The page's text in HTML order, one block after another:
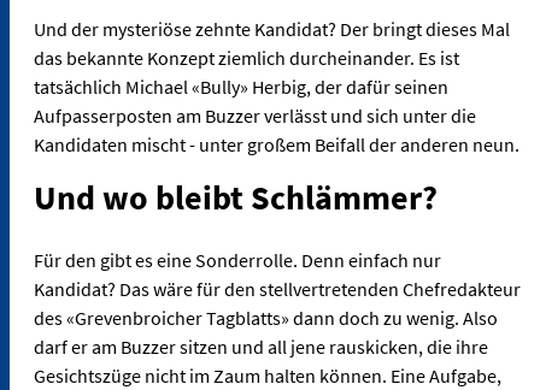
Und der mysteriöse zehnte Kandidat? Der bringt dieses Mal
das bekannte Konzept ziemlich durcheinander. Es ist
tatsächlich Michael «Bully» Herbig, der dafür seinen
Aufpasserposten am Buzzer verlässt und sich unter die
Kandidaten mischt - unter großem Beifall der anderen neun.
Und wo bleibt Schlämmer?
Für den gibt es eine Sonderrolle. Denn einfach nur
Kandidat? Das wäre für den stellvertretenden Chefredakteur
des «Grevenbroicher Tagblatts» dann doch zu wenig. Also
darf er am Buzzer sitzen und all jene rauskicken, die ihre
Gesichtszüge nicht im Zaum halten können. Eine Aufgabe,